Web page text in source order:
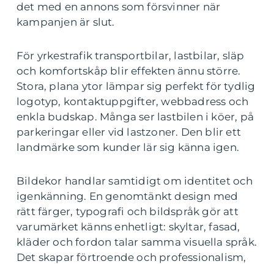
det med en annons som försvinner när
kampanjen är slut.
För yrkestrafik transportbilar, lastbilar, släp
och komfortskåp blir effekten ännu större.
Stora, plana ytor lämpar sig perfekt för tydlig
logotyp, kontaktuppgifter, webbadress och
enkla budskap. Många ser lastbilen i köer, på
parkeringar eller vid lastzoner. Den blir ett
landmärke som kunder lär sig känna igen.
Bildekor handlar samtidigt om identitet och
igenkänning. En genomtänkt design med
rätt färger, typografi och bildspråk gör att
varumärket känns enhetligt: skyltar, fasad,
kläder och fordon talar samma visuella språk.
Det skapar förtroende och professionalism,